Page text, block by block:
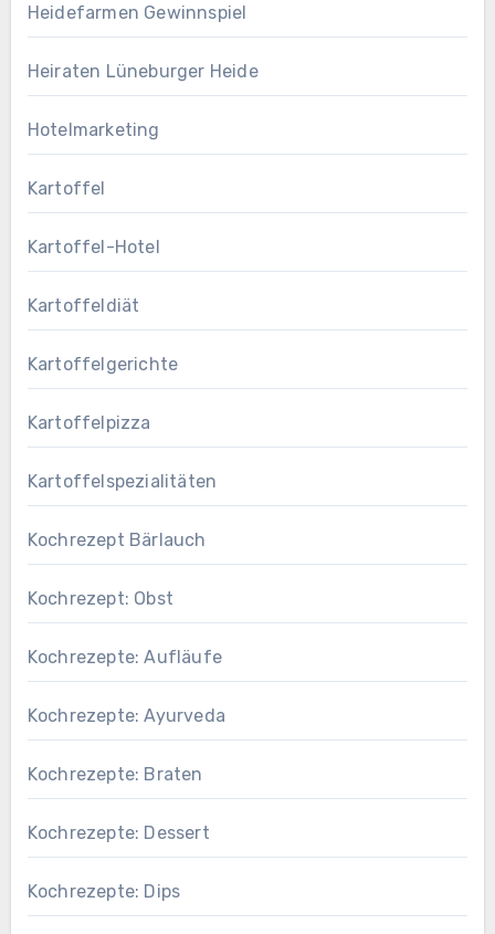
Heidefarmen Gewinnspiel
Heiraten Lüneburger Heide
Hotelmarketing
Kartoffel
Kartoffel-Hotel
Kartoffeldiät
Kartoffelgerichte
Kartoffelpizza
Kartoffelspezialitäten
Kochrezept Bärlauch
Kochrezept: Obst
Kochrezepte: Aufläufe
Kochrezepte: Ayurveda
Kochrezepte: Braten
Kochrezepte: Dessert
Kochrezepte: Dips